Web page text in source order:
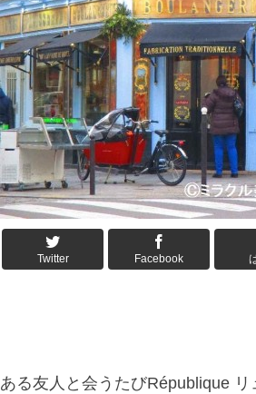
Twitter Facebook
ある友人と会うたびRépublique